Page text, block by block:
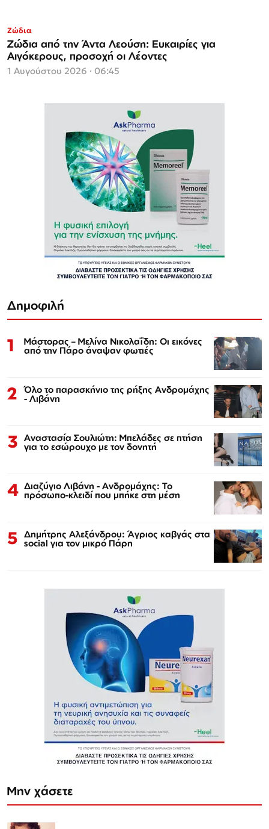
Ζώδια
Ζώδια από την Άντα Λεούση: Ευκαιρίες για
Αιγόκερους, προσοχή οι Λέοντες
1 Αυγούστου 2026 · 06:45
Δημοφιλή
1 Μάστορας – Μελίνα Νικολαΐδη: Οι εικόνες
από την Πάρο άναψαν φωτιές
2 Όλο το παρασκήνιο της ρήξης Ανδρομάχης
- Λιβάνη
3 Αναστασία Σουλιώτη: Μπελάδες σε πτήση
για το εσώρουχο με τον δονητή
4 Διαζύγιο Λιβάνη - Ανδρομάχης: Το
πρόσωπο-κλειδί που μπήκε στη μέση
5 Δημήτρης Αλεξάνδρου: Άγριος καβγάς στα
social για τον μικρό Πάρη
Μην χάσετε